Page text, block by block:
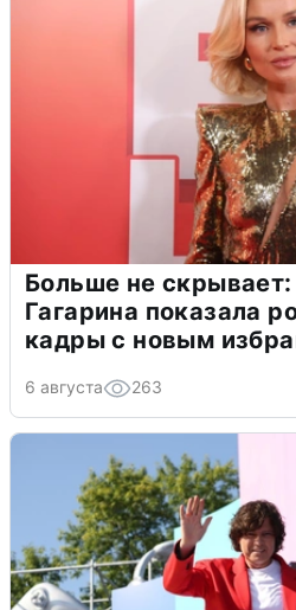
Больше не
Гагарина показала
кадры с новым
6 августа 263